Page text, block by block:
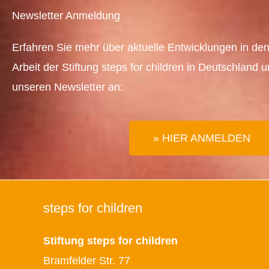
Newsletter Anmeldung
Erfahren Sie mehr über aktuelle Entwicklungen in
Arbeit der Stiftung steps for children in Deutschland
unseren Newsletter an:
» HIER ANMELDEN
steps for children
Stiftung steps for children
Bramfelder Str. 77